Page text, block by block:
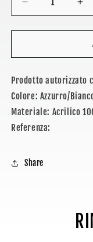
Diminuisci
quantità
per
NAPOLI
SCIARPA
JACQUARD
Prodotto autorizzato
Colore: Azzurro/
Materiale: Acrilico
Referenza:
Share